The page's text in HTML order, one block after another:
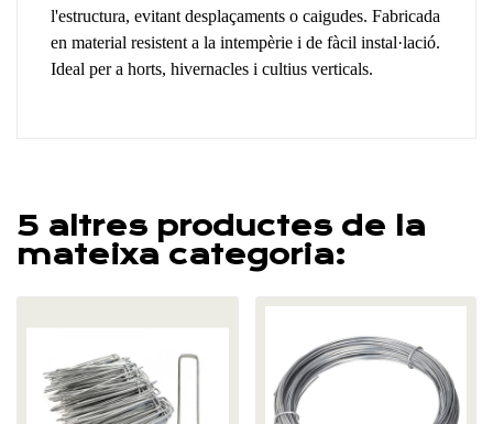
l'estructura, evitant desplaçaments o caigudes. Fabricada
en material resistent a la intempèrie i de fàcil instal·lació.
Ideal per a horts, hivernacles i cultius verticals.
5 altres productes de la
mateixa categoria: